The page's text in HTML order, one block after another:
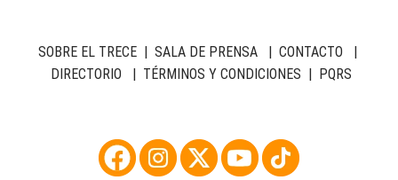
SOBRE EL TRECE| SALA DE PRENSA| CONTACTO |
DIRECTORIO | TÉRMINOS Y CONDICIONES | PQRS